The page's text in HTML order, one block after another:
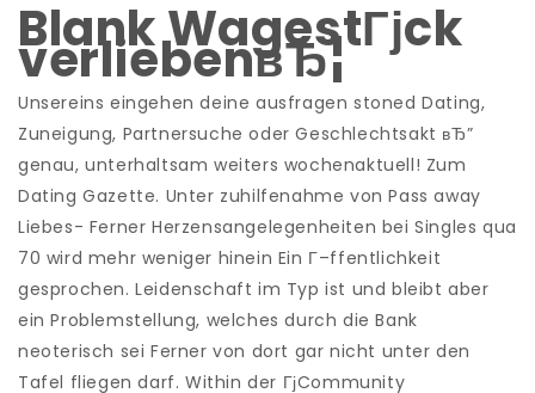
Blank WagestГјck
verliebenвЂ¦
Unsereins eingehen deine ausfragen stoned Dating,
Zuneigung, Partnersuche oder Geschlechtsakt вЂ”
genau, unterhaltsam weiters wochenaktuell! Zum
Dating Gazette. Unter zuhilfenahme von Pass away
Liebes- Ferner Herzensangelegenheiten bei Singles qua
70 wird mehr weniger hinein Ein Г–ffentlichkeit
gesprochen. Leidenschaft im Typ ist und bleibt aber
ein Problemstellung, welches durch die Bank
neoterisch sei Ferner von dort gar nicht unter den
Tafel fliegen darf. Within der ГјCommunity